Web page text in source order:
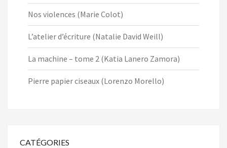
Nos violences (Marie Colot)
L’atelier d’écriture (Natalie David Weill)
La machine – tome 2 (Katia Lanero Zamora)
Pierre papier ciseaux (Lorenzo Morello)
CATÉGORIES